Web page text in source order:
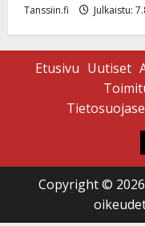
Tanssiin.fi Julkaistu:
Etusivu Uutiset
Copyright ©